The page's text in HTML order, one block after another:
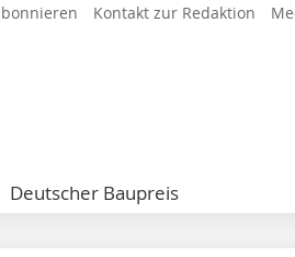
Kontakt zur Redaktion
Deutscher Baupreis